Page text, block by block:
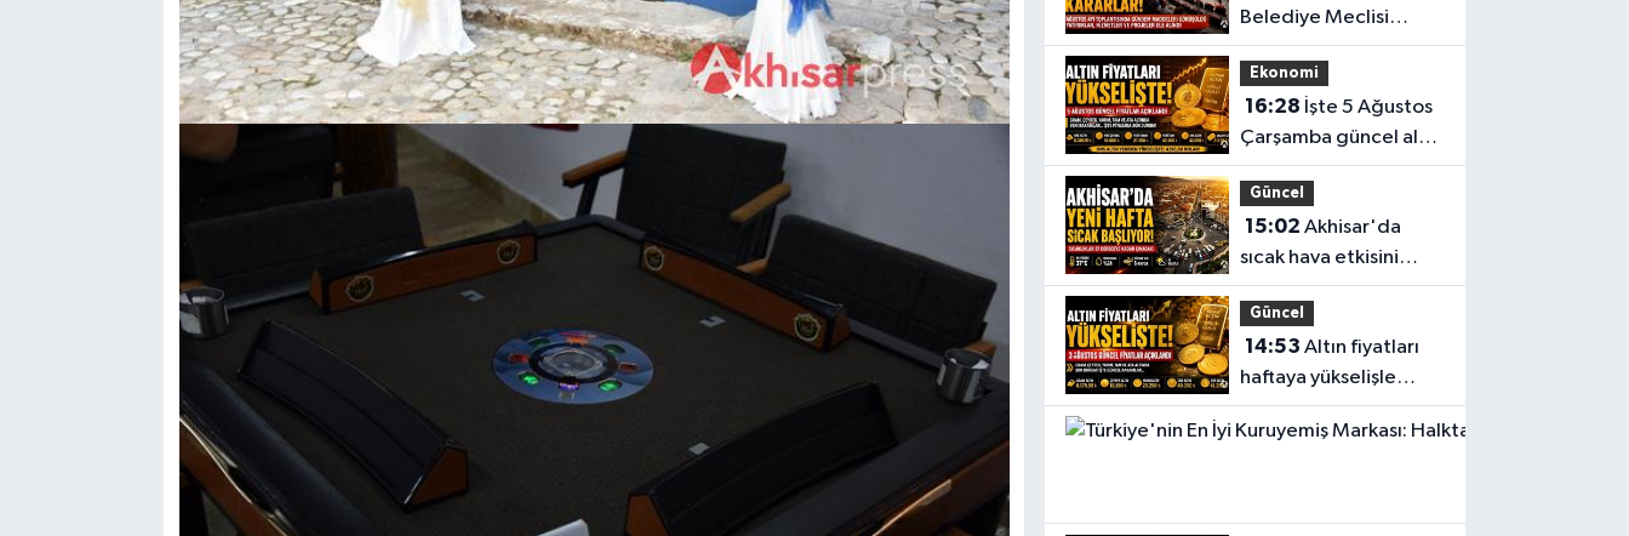
Belediye Meclisi
Ağustos ayı
toplantısını
gerçekleştirdi
Ekonomi
16:28
Çarşamba güncel altın
fiyatları
Güncel
15:02 Akhisar'da
sıcak hava etkisini
sürdürüyor! İşte 5
günlük hava durumu
Güncel
14:53 Altın fiyatları
haftaya yükselişle
başladı! İşte 3 Ağustos
güncel fiyatlar